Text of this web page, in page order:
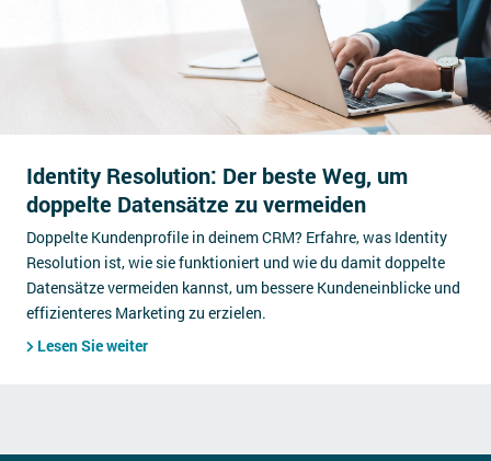
Identity Resolution: Der beste Weg, um
doppelte Datensätze zu vermeiden
Doppelte Kundenprofile in deinem CRM? Erfahre, was Identity
Resolution ist, wie sie funktioniert und wie du damit doppelte
Datensätze vermeiden kannst, um bessere Kundeneinblicke und
effizienteres Marketing zu erzielen.
Lesen Sie weiter